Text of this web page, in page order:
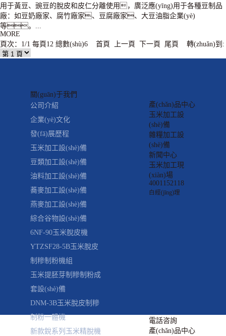
用于黃豆、豌豆的脫皮和皮仁分離使用，廣泛應(yīng)用于各種豆制品
廠：如豆奶廠家、腐竹廠家、豆腐廠家、大豆油脂企業(yè)
等。...
MORE
頁次：1/1 每頁12 總數(shù)6 首頁 上一頁 下一頁 尾頁 轉(zhuǎn)到:
關(guān)于我們
公司介紹
企業(yè)文化
發(fā)展歷程
產(chǎn)品中心
玉米加工設(shè)備
豆類加工設(shè)備
油料加工設(shè)備
蕎麥加工設(shè)備
燕麥加工設(shè)備
綜合谷物設(shè)備
玉米加工設
(shè)備
6NF-90玉米脫皮機
YTZSF28-5B玉米脫皮
制糝制粉機組
玉米提胚芽制糝制粉成
套設(shè)備
DNM-3B玉米脫皮制糝
制粉一體機
新款銳系列玉米精脫機
雜糧加工設
(shè)備
新聞中心
玉米加工現
(xiàn)場
4001152118
白經(jīng)理
電話咨詢
產(chǎn)品中心